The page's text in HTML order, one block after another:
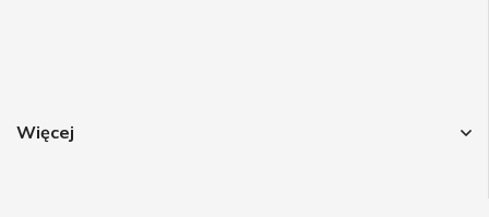
Więcej